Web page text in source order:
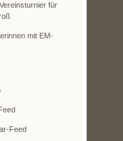
für
mit EM-
Feed